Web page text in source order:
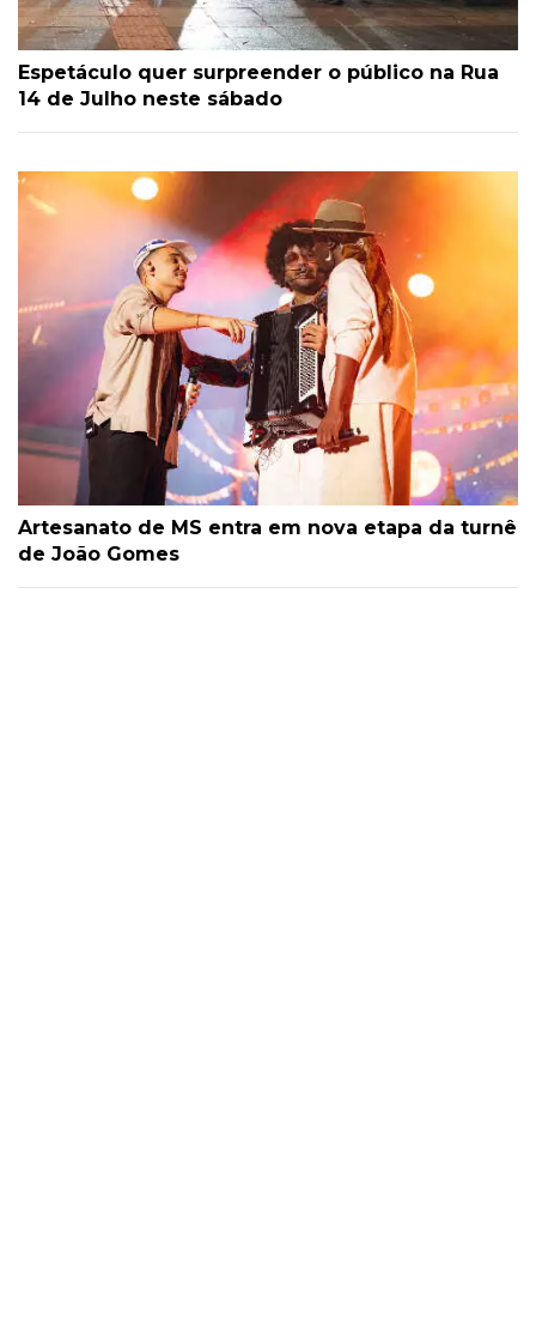
Espetáculo quer surpreender o público na Rua
14 de Julho neste sábado
Artesanato de MS entra em nova etapa da turnê
de João Gomes